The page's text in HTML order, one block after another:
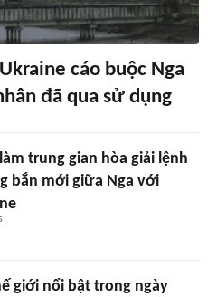
cáo buộc Nga
đã qua sử dụng
làm trung gian hòa giải lệnh
bắn mới giữa Nga với
giới nổi bật trong ngày